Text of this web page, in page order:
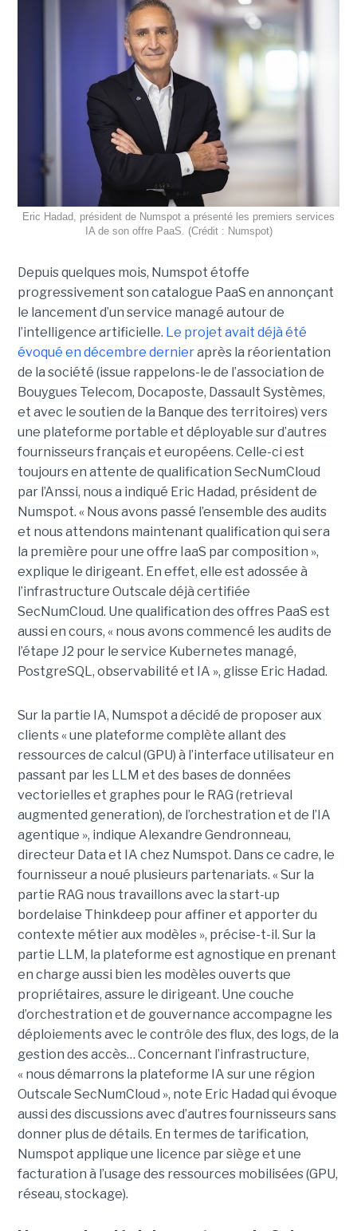
Eric Hadad, président de Numspot a présenté les premiers services
IA de son offre PaaS. (Crédit : Numspot)
Depuis quelques mois, Numspot étoffe
progressivement son catalogue PaaS en annonçant
le lancement d’un service managé autour de
l’intelligence artificielle. Le projet avait déjà été
évoqué en décembre dernieraprès la réorientation
de la société (issue rappelons-le de l’association de
Bouygues Telecom, Docaposte, Dassault Systèmes,
et avec le soutien de la Banque des territoires) vers
une plateforme portable et déployable sur d’autres
fournisseurs français et européens. Celle-ci est
toujours en attente de qualification SecNumCloud
par l’Anssi, nous a indiqué Eric Hadad, président de
Numspot. « Nous avons passé l’ensemble des audits
et nous attendons maintenant qualification qui sera
la première pour une offre IaaS par composition »,
explique le dirigeant. En effet, elle est adossée à
l’infrastructure Outscale déjà certifiée
SecNumCloud. Une qualification des offres PaaS est
aussi en cours, « nous avons commencé les audits de
l’étape J2 pour le service Kubernetes managé,
PostgreSQL, observabilité et IA », glisse Eric Hadad.
Sur la partie IA, Numspot a décidé de proposer aux
clients « une plateforme complète allant des
ressources de calcul (GPU) à l’interface utilisateur en
passant par les LLM et des bases de données
vectorielles et graphes pour le RAG (retrieval
augmented generation), de l’orchestration et de l’IA
agentique », indique Alexandre Gendronneau,
directeur Data et IA chez Numspot. Dans ce cadre, le
fournisseur a noué plusieurs partenariats. « Sur la
partie RAG nous travaillons avec la start-up
bordelaise Thinkdeep pour affiner et apporter du
contexte métier aux modèles », précise-t-il. Sur la
partie LLM, la plateforme est agnostique en prenant
en charge aussi bien les modèles ouverts que
propriétaires, assure le dirigeant. Une couche
d’orchestration et de gouvernance accompagne les
déploiements avec le contrôle des flux, des logs, de la
gestion des accès… Concernant l’infrastructure,
« nous démarrons la plateforme IA sur une région
Outscale SecNumCloud », note Eric Hadad qui évoque
aussi des discussions avec d’autres fournisseurs sans
donner plus de détails. En termes de tarification,
Numspot applique une licence par siège et une
facturation à l’usage des ressources mobilisées (GPU,
réseau, stockage).